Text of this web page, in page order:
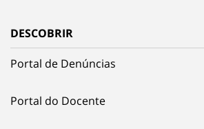
DESCOBRIR
Portal de Denúncias
Portal do Docente